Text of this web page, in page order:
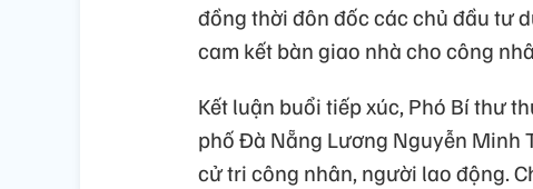
đồng thời đôn đốc các chủ đầu tư
cam kết bàn giao nhà cho công
Kết luận buổi tiếp xúc, Phó Bí thư
phố Đà Nẵng Lương Nguyễn Minh
cử tri công nhân, người lao động.